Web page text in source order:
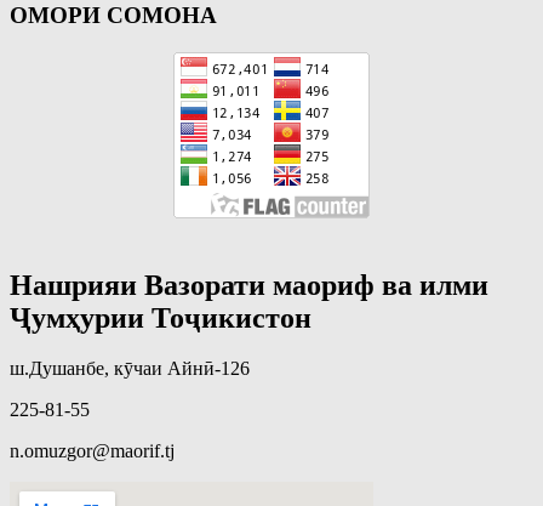
ОМОРИ СОМОНА
Нашрияи Вазорати маориф ва илми
Ҷумҳурии Тоҷикистон
ш.Душанбе, кӯчаи Айнӣ-126
225-81-55
n.omuzgor@maorif.tj